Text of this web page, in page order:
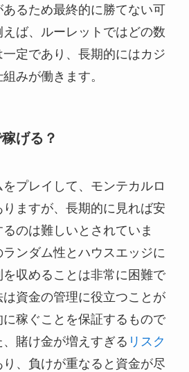
るため最終的に勝てない可
ば、ルーレットではどの数
定であり、長期的にはカジ
みが働きます。
げる？
プレイして、モンテカルロ
ますが、長期的に見れば安
のは難しいとされていま
ンダム性とハウスエッジに
収めることは非常に困難で
資金の管理に役立つことが
稼ぐことを保証するもので
賭け金が増えすぎる リスク
、負けが重なると資金が尽